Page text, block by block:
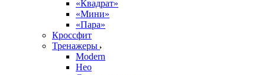
«Квадрат»
«Мини»
«Пара»
Кроссфит
Тренажеры
Modern
Нео